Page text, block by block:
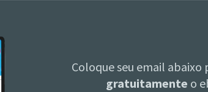
Coloque seu email abaixo
gratuitamente o